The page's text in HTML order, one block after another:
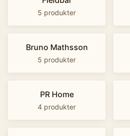
5 produkter
Bruno Mathsson
5 produkter
PR Home
4 produkter